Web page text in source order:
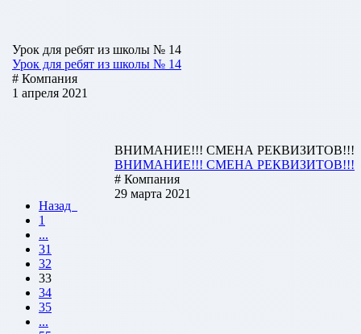
Урок для ребят из школы № 14
Урок для ребят из школы № 14
# Компания
1 апреля 2021
ВНИМАНИЕ!!! СМЕНА РЕКВИЗИТОВ!!!
ВНИМАНИЕ!!! СМЕНА РЕКВИЗИТОВ!!!
# Компания
29 марта 2021
Назад
1
...
31
32
33
34
35
...